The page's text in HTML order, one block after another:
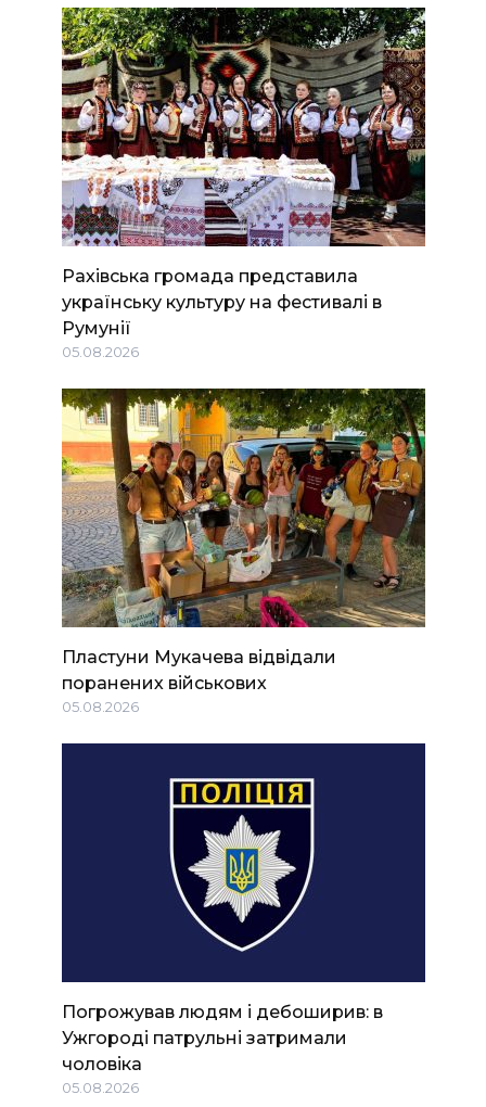
Рахівська громада представила
українську культуру на фестивалі в
Румунії
05.08.2026
Пластуни Мукачева відвідали
поранених військових
05.08.2026
Погрожував людям і дебоширив: в
Ужгороді патрульні затримали
чоловіка
05.08.2026